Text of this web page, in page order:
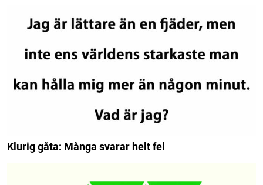
Klurig gåta: Många svarar helt fel